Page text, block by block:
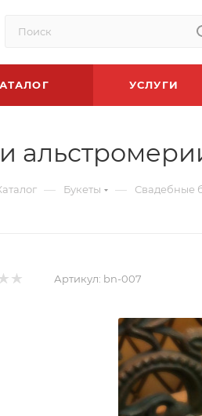
УСЛУГИ
— Букеты — Свадебные
Артикул: bn-007